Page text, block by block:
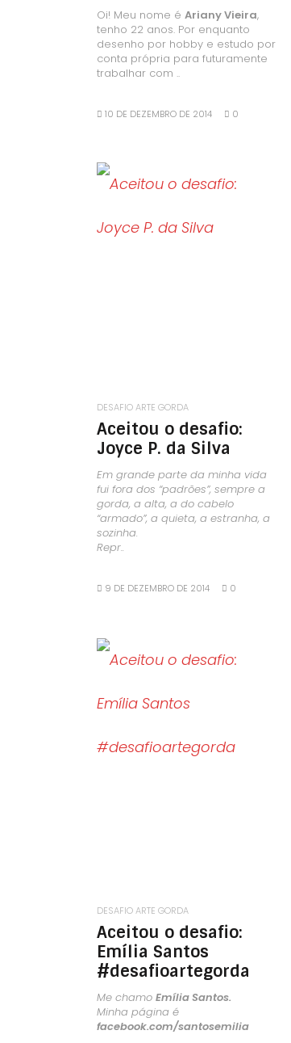
Oi! Meu nome é Ariany Vieira,
tenho 22 anos. Por enquanto
desenho por hobby e estudo por
conta própria para futuramente
trabalhar com ..
10 DE DEZEMBRO DE 2014 0
DESAFIO ARTE GORDA
Aceitou o desafio:
Joyce P. da Silva
Em grande parte da minha vida
fui fora dos “padrões”, sempre a
gorda, a alta, a do cabelo
“armado”, a quieta, a estranha, a
sozinha.
Repr..
9 DE DEZEMBRO DE 2014 0
LEIA MAIS
DESAFIO ARTE GORDA
Aceitou o desafio:
Emília Santos
#desafioartegorda
Me chamo Emília Santos.
Minha página é
facebook.com/santosemilia